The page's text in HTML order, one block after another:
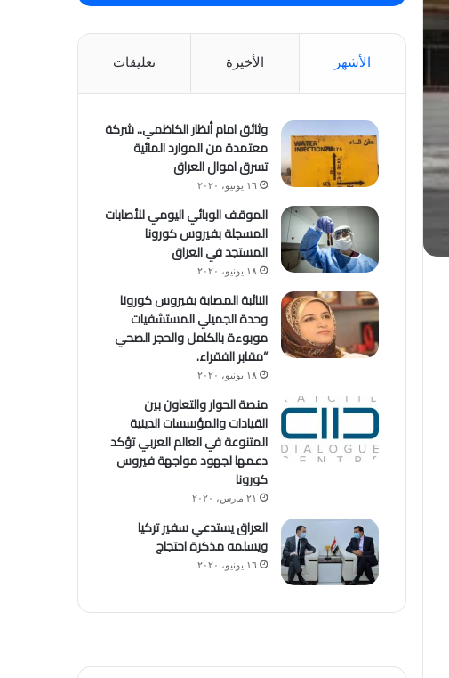
الأشهر الأخيرة تعليقات
وثائق امام أنظار الكاظمي.. شركة
معتمدة من الموارد المائية
تسرق اموال العراق
١٦ يونيو، ٢٠٢٠
الموقف الوبائي اليومي للأصابات
المسجلة بفيروس كورونا
المستجد في العراق
١٨ يونيو، ٢٠٢٠
النائبة المصابة بفيروس كورونا
وحدة الجميلي المستشفيات
موبوءة بالكامل والحجر الصحي
“مقابر الفقراء.
١٨ يونيو، ٢٠٢٠
منصة الحوار والتعاون بين
القيادات والمؤسسات الدينية
المتنوعة في العالم العربي تؤكد
دعمها لجهود مواجهة فيروس
كورونا
٢١ مارس، ٢٠٢٠
العراق يستدعي سفير تركيا
ويسلمه مذكرة احتجاج
١٦ يونيو، ٢٠٢٠